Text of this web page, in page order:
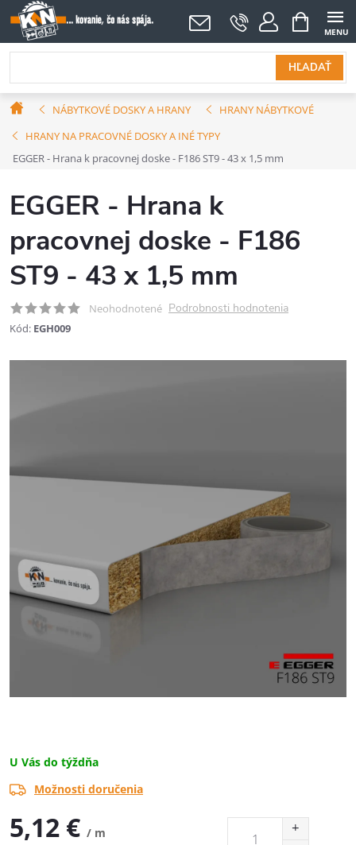
Prejsť
na
obsah
HĽADAŤ
NÁKUPNÝ
KOŠÍK
DomovNÁBYTKOVÉ DOSKY A HRANY
HRANY NÁBYTKOVÉ
HRANY NA PRACOVNÉ DOSKY A INÉ TYPY
EGGER - Hrana k pracovnej doske - F186 ST9 - 43 x 1,5 mm
EGGER - Hrana k
pracovnej doske - F186
ST9 - 43 x 1,5 mm
Neohodnotené Podrobnosti hodnotenia
Kód: EGH009
U Vás do týždňa
Možnosti doručenia
5,12 € / m